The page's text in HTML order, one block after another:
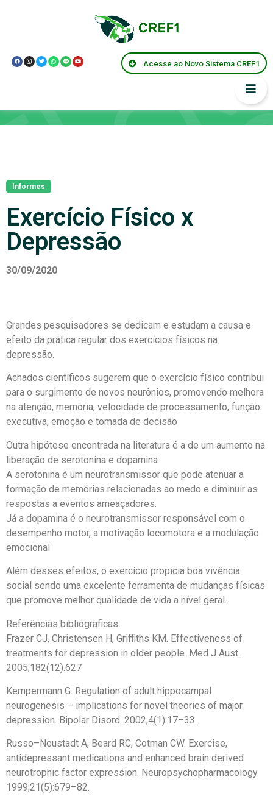
Acesse ao Novo Sistema CREF1
Informes
Exercício Físico x
Depressão
30/09/2020
Grandes pesquisadores se dedicam e estudam a causa e
efeito da prática regular dos exercícios físicos na
depressão.
Achados científicos sugerem que o exercício físico contribui
para o surgimento de novos neurônios, promovendo melhora
na atenção, memória, velocidade de processamento, função
executiva, emoção e tomada de decisão
Outra hipótese encontrada na literatura é a de um aumento na
liberação de serotonina e dopamina.
A serotonina é um neurotransmissor que pode atenuar a
formação de memórias relacionadas ao medo e diminuir as
respostas a eventos ameaçadores.
Já a dopamina é o neurotransmissor responsável com o
desempenho motor, a motivação locomotora e a modulação
emocional
Além desses efeitos, o exercício propicia boa vivência
social sendo uma excelente ferramenta de mudanças físicas
que promove melhor qualidade de vida a nível geral.
Referências bibliograficas:
Frazer CJ, Christensen H, Griffiths KM. Effectiveness of
treatments for depression in older people. Med J Aust.
2005;182(12):627
Kempermann G. Regulation of adult hippocampal
neurogenesis – implications for novel theories of major
depression. Bipolar Disord. 2002;4(1):17–33.
Russo–Neustadt A, Beard RC, Cotman CW. Exercise,
antidepressant medications and enhanced brain derived
neurotrophic factor expression. Neuropsychopharmacology.
1999;21(5):679–82.